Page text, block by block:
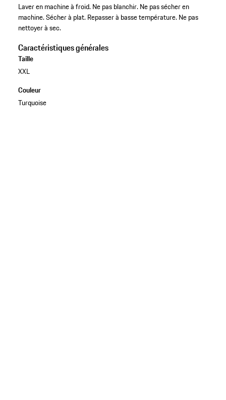
Laver en machine à froid. Ne pas blanchir. Ne pas sécher en
machine. Sécher à plat. Repasser à basse température. Ne pas
nettoyer à sec.
Caractéristiques générales
Taille
XXL
Couleur
Turquoise